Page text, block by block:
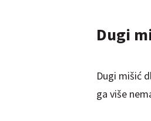
Dugi
Dugi mišić
ga više